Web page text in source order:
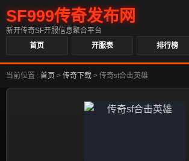
SF999传奇发布网
新开传奇SF开服信息聚合平台
首页
开服表 排行榜
当前位置 : 首页 > 传奇下载 > 传奇sf合击英雄